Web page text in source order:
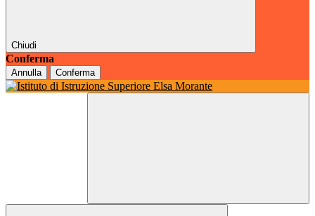
Chiudi
Conferma
Annulla Conferma